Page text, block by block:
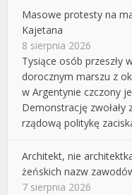
Masowe protesty na
Kajetana
8 sierpnia 2026
Tysiące osób przeszły
dorocznym marszu z
w Argentynie czczony
Demonstrację
rządową politykę
Architekt, nie
żeńskich nazw
7 sierpnia 2026